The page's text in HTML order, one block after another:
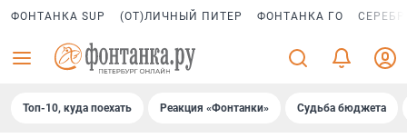
ФОНТАНКА SUP (ОТ)ЛИЧНЫЙ ПИТЕР ФОНТАНКА ГО
Топ-10, куда поехать Реакция «Фонтанки» Судьба бюджета